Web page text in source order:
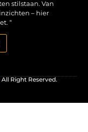
stilstaan. Van
– hier
“
All Right Reserved.